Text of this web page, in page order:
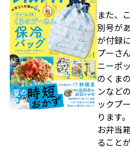
また、
別号が
が付録
プーさ
ニーポ
のくま
ンなど
ックプ
ります。
お弁当
ること